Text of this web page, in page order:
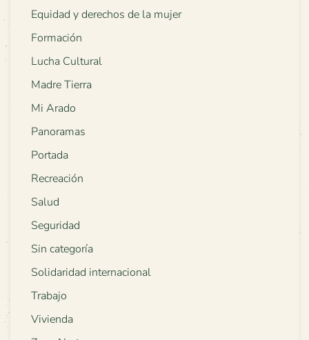
Equidad y derechos de la mujer
Formación
Lucha Cultural
Madre Tierra
Mi Arado
Panoramas
Portada
Recreación
Salud
Seguridad
Sin categoría
Solidaridad internacional
Trabajo
Vivienda